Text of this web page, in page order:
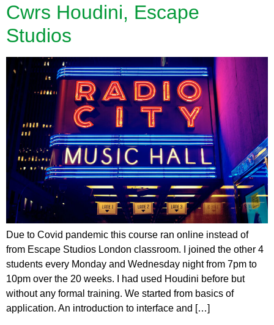
Cwrs Houdini, Escape
Studios
Due to Covid pandemic this course ran online instead of
from Escape Studios London classroom. I joined the other 4
students every Monday and Wednesday night from 7pm to
10pm over the 20 weeks. I had used Houdini before but
without any formal training. We started from basics of
application. An introduction to interface and […]